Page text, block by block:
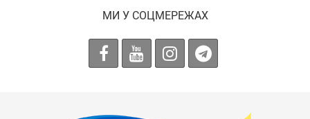
МИ У СОЦМЕРЕЖАХ